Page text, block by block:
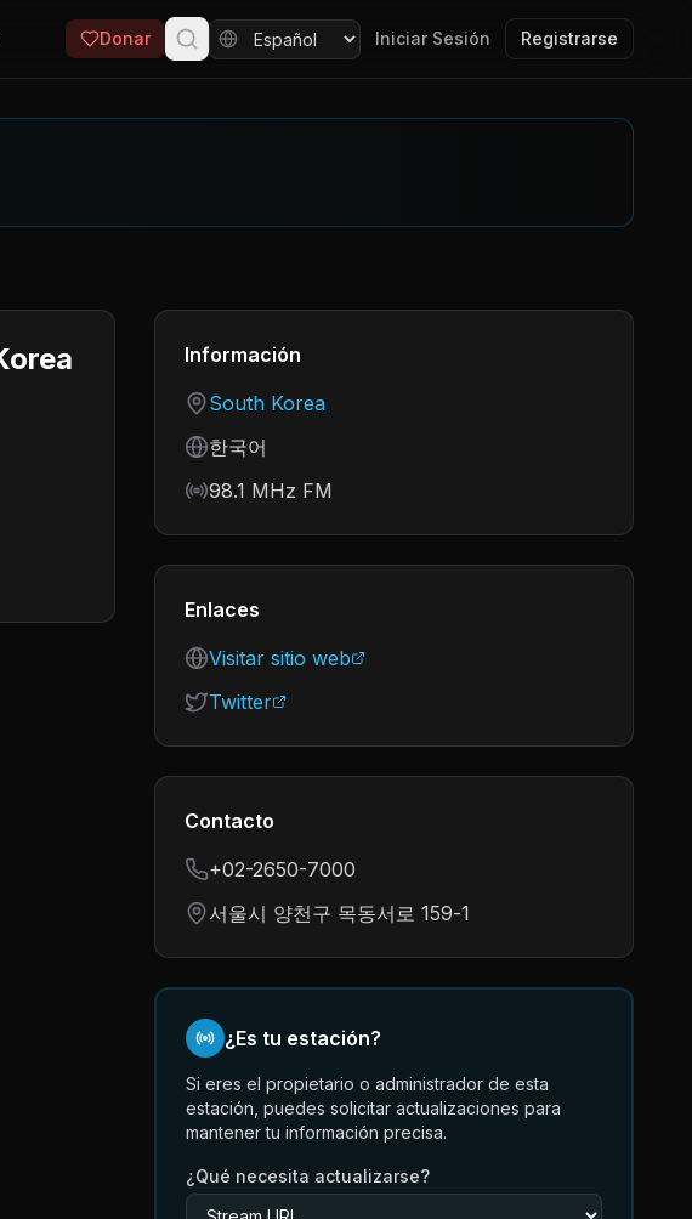
Donar Iniciar Sesión Registrarse
Información
Country
South Korea
Language
한국어
Frequency
98.1 MHz FM
Enlaces
Visitar sitio web
Twitter
Contacto
+02-2650-7000
서울시 양천구 목동서로 159-1
¿Es tu estación?
Si eres el propietario o administrador de esta
estación, puedes solicitar actualizaciones para
mantener tu información precisa.
¿Qué necesita actualizarse?